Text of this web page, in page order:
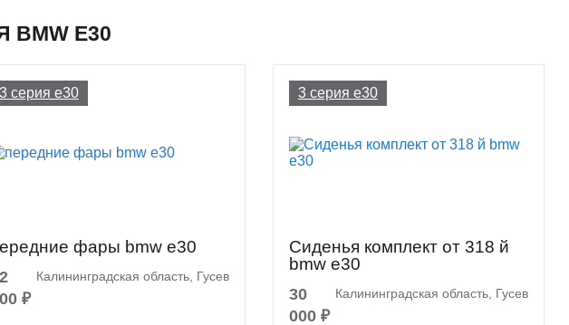
E30
3 серия e30
фары bmw e30
Калининградская область, Гусев
₽
3 серия e30
Сиденья комплект от 318 й
bmw e30
Калининградская область, Гусев
30
000 ₽